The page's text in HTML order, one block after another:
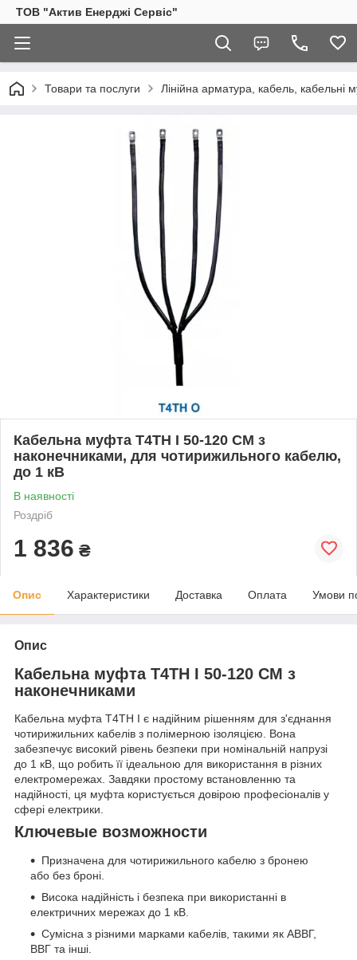
ТОВ "Актив Енерджі Сервіс"
Товари та послуги Лінійна арматура, кабель, кабельні
Кабельна муфта T4TH I 50-120 СМ з
наконечниками, для чотирижильного кабелю,
до 1 кВ
В наявності
Роздріб
1 836 ₴
Опис Характеристики Доставка Оплата Умови
Опис
Кабельна муфта T4TH I 50-120 СМ з
наконечниками
Кабельна муфта T4TH I є надійним рішенням для з'єднання
чотирижильних кабелів з полімерною ізоляцією. Вона
забезпечує високий рівень безпеки при номінальній напрузі
до 1 кВ, що робить її ідеальною для використання в різних
електромережах. Завдяки простому встановленню та
надійності, ця муфта користується довірою професіоналів у
сфері електрики.
Ключевые возможности
Призначена для чотирижильного кабелю з бронею
або без броні.
Висока надійність і безпека при використанні в
електричних мережах до 1 кВ.
Сумісна з різними марками кабелів, такими як АВВГ,
ВВГ та інші.